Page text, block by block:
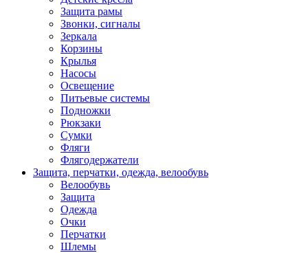
Защита рамы
Звонки, сигналы
Зеркала
Корзины
Крылья
Насосы
Освещение
Питьевые системы
Подножки
Рюкзаки
Сумки
Фляги
Флягодержатели
Защита, перчатки, одежда, велообувь
Велообувь
Защита
Одежда
Очки
Перчатки
Шлемы